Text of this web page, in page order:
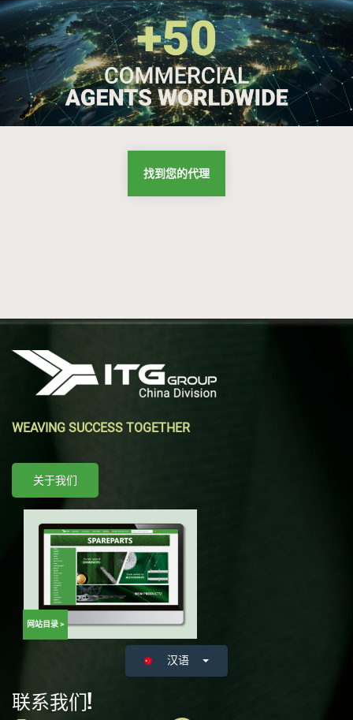
找到您的代理
WEAVING SUCCESS TOGETHER
关于我们
网站目录 >
汉语
联系我们!